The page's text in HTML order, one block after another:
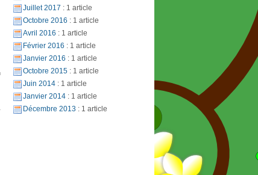
Juillet 2017 : 1 article
Octobre 2016 : 1 article
Avril 2016 : 1 article
Février 2016 : 1 article
Janvier 2016 : 1 article
Octobre 2015 : 1 article
Juin 2014 : 1 article
Janvier 2014 : 1 article
Décembre 2013 : 1 article